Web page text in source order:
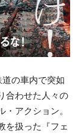
の車内で突如
合わせた人々の
アクション。
を扱った『フェ